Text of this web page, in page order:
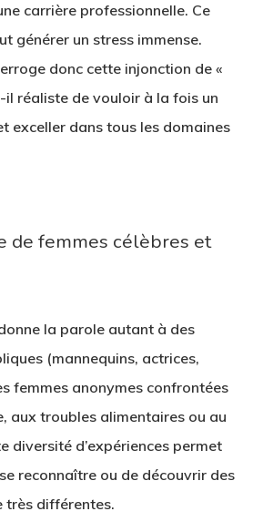
carrière professionnelle. Ce
générer un stress immense.
donc cette injonction de «
il réaliste de vouloir à la fois un
exceller dans tous les domaines
de femmes célèbres et
la parole autant à des
(mannequins, actrices,
femmes anonymes confrontées
aux troubles alimentaires ou au
diversité d’expériences permet
reconnaître ou de découvrir des
très différentes.